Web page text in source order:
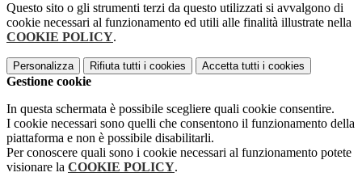
Questo sito o gli strumenti terzi da questo utilizzati si avvalgono di
cookie necessari al funzionamento ed utili alle finalità illustrate nella
COOKIE POLICY.
Personalizza Rifiuta tutti i cookies Accetta tutti i cookies
Gestione cookie
In questa schermata è possibile scegliere quali cookie consentire.
I cookie necessari sono quelli che consentono il funzionamento della
piattaforma e non è possibile disabilitarli.
Per conoscere quali sono i cookie necessari al funzionamento potete
visionare la COOKIE POLICY.